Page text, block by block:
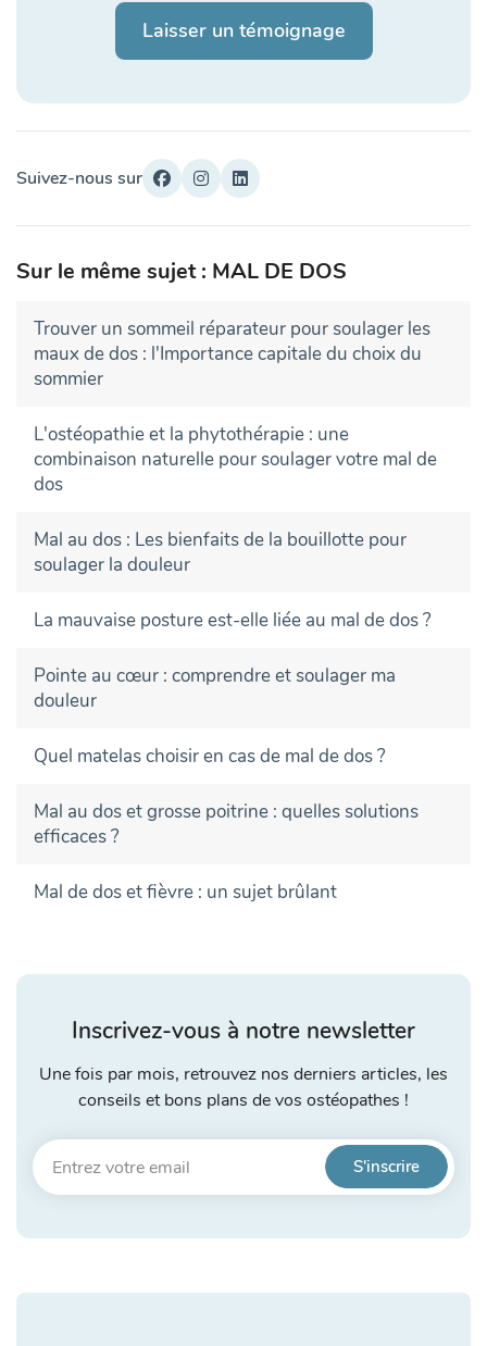
Laisser un témoignage
Suivez-nous sur
Sur le même sujet : MAL DE DOS
Trouver un sommeil réparateur pour soulager les
maux de dos : l'Importance capitale du choix du
sommier
L'ostéopathie et la phytothérapie : une
combinaison naturelle pour soulager votre mal de
dos
Mal au dos : Les bienfaits de la bouillotte pour
soulager la douleur
La mauvaise posture est-elle liée au mal de dos ?
Pointe au cœur : comprendre et soulager ma
douleur
Quel matelas choisir en cas de mal de dos ?
Mal au dos et grosse poitrine : quelles solutions
efficaces ?
Mal de dos et fièvre : un sujet brûlant
Inscrivez-vous à notre newsletter
Une fois par mois, retrouvez nos derniers articles, les
conseils et bons plans de vos ostéopathes !